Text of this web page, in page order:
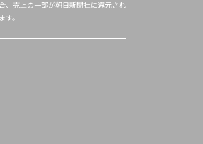
、売上の一部が朝日新聞社に還元され
す。